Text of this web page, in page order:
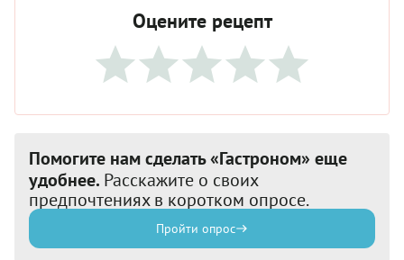
Оцените рецепт
Помогите нам сделать «Гастроном» еще
удобнее. Расскажите о своих
предпочтениях в коротком опросе.
Пройти опрос